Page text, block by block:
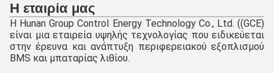
Η εταιρία μας
Η Hunan Group Control Energy Technology Co., Ltd. ((GCE)
είναι μια εταιρεία υψηλής τεχνολογίας που ειδικεύεται
στην έρευνα και ανάπτυξη περιφερειακού εξοπλισμού
BMS και μπαταρίας λιθίου.